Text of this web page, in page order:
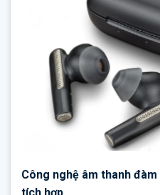
Công nghệ âm thanh